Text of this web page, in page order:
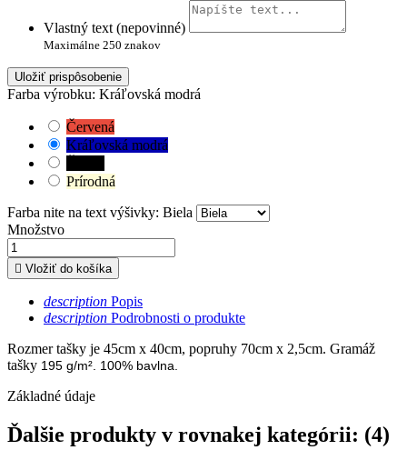
Vlastný text (nepovinné)
Maximálne 250 znakov
Uložiť prispôsobenie
Farba výrobku: Kráľovská modrá
Červená
Kráľovská modrá
Prírodná
Farba nite na text výšivky: Biela
Množstvo
 Vložiť do košíka
description Popis
description Podrobnosti o produkte
Rozmer tašky je 45cm x 40cm, popruhy 70cm x 2,5cm. Gramáž
tašky 195 g/m². 100% bavlna.
Základné údaje
Ďalšie produkty v rovnakej kategórii: (4)